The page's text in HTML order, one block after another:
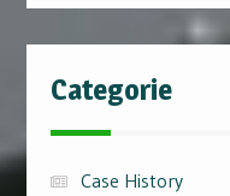
Categorie
Case History